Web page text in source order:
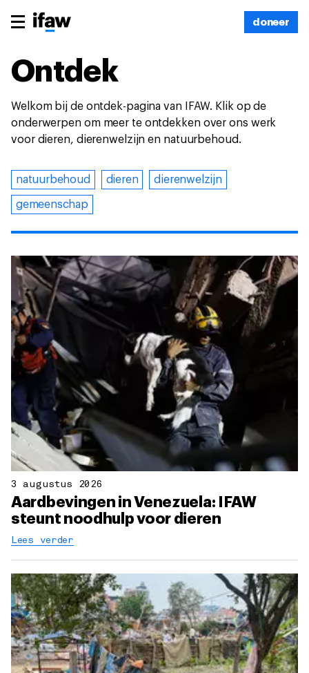
doneer
Ontdek
Welkom bij de ontdek-pagina van IFAW. Klik op de
onderwerpen om meer te ontdekken over ons werk
voor dieren, dierenwelzijn en natuurbehoud.
natuurbehoud dieren dierenwelzijn
gemeenschap
3 augustus 2026
Aardbevingen in Venezuela: IFAW
steunt noodhulp voor dieren
Lees verder